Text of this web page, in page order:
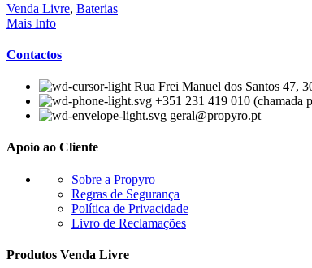
Venda Livre, Baterias
Mais Info
Contactos
Rua Frei Manuel dos Santos 47,
+351 231 419 010 (chamada
geral@propyro.pt
Apoio ao Cliente
Sobre a Propyro
Regras de Segurança
Política de Privacidade
Livro de Reclamações
Produtos Venda Livre